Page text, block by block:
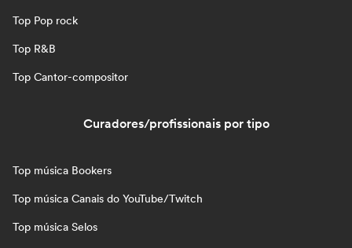
Top Pop rock
Top R&B
Top Cantor-compositor
Curadores/profissionais por tipo
Top música Bookers
Top música Canais do YouTube/Twitch
Top música Selos